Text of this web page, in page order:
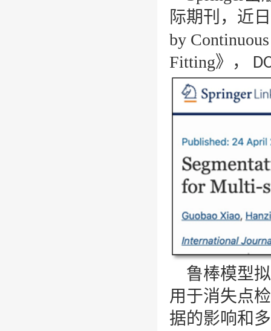
际期刊，近
by
Fitting》 ，
鲁棒模型
用于消失点
据的影响和